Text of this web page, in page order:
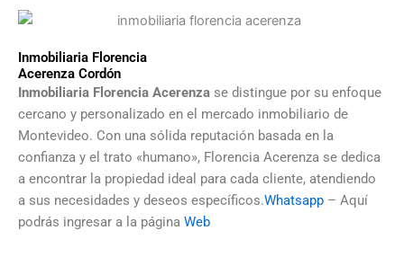
Inmobiliaria Florencia
Acerenza Cordón
Inmobiliaria Florencia Acerenza se distingue por su enfoque
cercano y personalizado en el mercado inmobiliario de
Montevideo. Con una sólida reputación basada en la
confianza y el trato «humano», Florencia Acerenza se dedica
a encontrar la propiedad ideal para cada cliente, atendiendo
a sus necesidades y deseos específicos.Whatsapp – Aquí
podrás ingresar a la página Web